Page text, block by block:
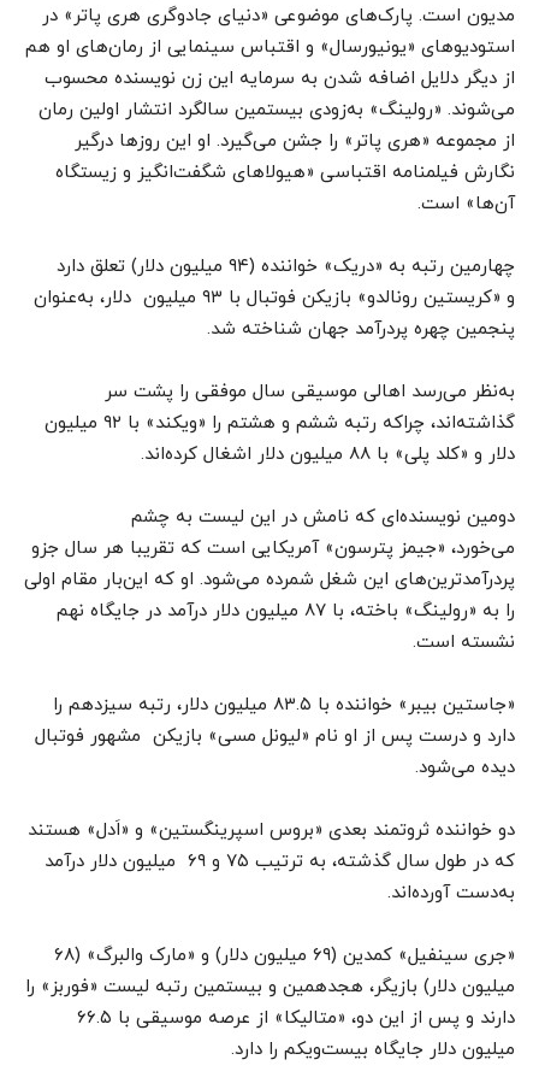
مدیون است. پارک‌های موضوعی «دنیای جادوگری هری پاتر» در
استودیوهای «یونیورسال» و اقتباس سینمایی از رمان‌های او هم
از دیگر دلایل اضافه شدن به سرمایه این زن نویسنده محسوب
می‌شوند. «رولینگ» به‌زودی بیستمین سالگرد انتشار اولین رمان
از مجموعه «هری پاتر» را جشن می‌گیرد. او این روزها درگیر
نگارش فیلمنامه اقتباسی «هیولاهای شگفت‌انگیز و زیستگاه‌
آن‌ها» است.
چهارمین رتبه به «دریک» خواننده (۹۴ میلیون دلار) تعلق دارد
و «کریستین رونالدو» بازیکن فوتبال با ۹۳ میلیون دلار، به‌عنوان
پنجمین چهره‌ پردرآمد جهان شناخته شد.
به‌نظر می‌رسد اهالی موسیقی سال موفقی را پشت سر
گذاشته‌اند، چراکه رتبه ششم و هشتم را «ویکند» با ۹۲ میلیون
دلار و «کلد پلی» با ۸۸ میلیون دلار اشغال کرده‌اند.
دومین نویسنده‌ای که نامش در این لیست به چشم
می‌خورد، «جیمز پترسون» آمریکایی است که تقریبا هر سال جزو
پردرآمدترین‌های این شغل شمرده می‌شود. او که این‌بار مقام اولی
را به «رولینگ» باخته، با ۸۷ میلیون دلار درآمد در جایگاه نهم
نشسته است.
«جاستین بیبر» خواننده با ۸۳.۵ میلیون دلار، رتبه سیزدهم را
دارد و درست پس از او نام «لیونل مسی» بازیکن مشهور فوتبال
دیده می‌شود.
دو خواننده ثروتمند بعدی «بروس اسپرینگستین» و «اَدل» هستند
که در طول سال گذشته، به ترتیب ۷۵ و ۶۹ میلیون دلار درآمد
به‌دست آورده‌اند.
«جری سینفیل» کمدین (۶۹ میلیون دلار) و «مارک والبرگ» (۶۸
میلیون دلار) بازیگر، هجدهمین و بیستمین رتبه لیست «فوربز» را
دارند و پس از این دو، «متالیکا» از عرصه موسیقی با ۶۶.۵
میلیون دلار جایگاه بیست‌ویکم را دارد.